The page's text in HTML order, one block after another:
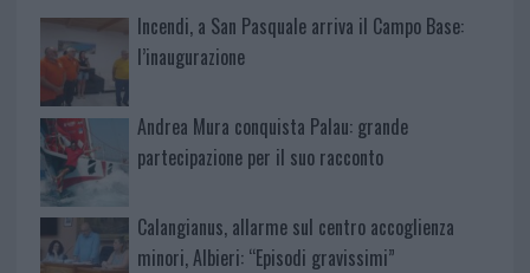
Incendi, a San Pasquale arriva il Campo Base:
l’inaugurazione
Andrea Mura conquista Palau: grande
partecipazione per il suo racconto
Calangianus, allarme sul centro accoglienza
minori, Albieri: “Episodi gravissimi”